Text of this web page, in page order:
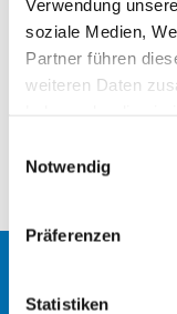
Verwendung
soziale Medien,
Partner führen
weiteren Daten
Notwendig
Präferenzen
Statistiken
zuständigen
Förderrichtlinie